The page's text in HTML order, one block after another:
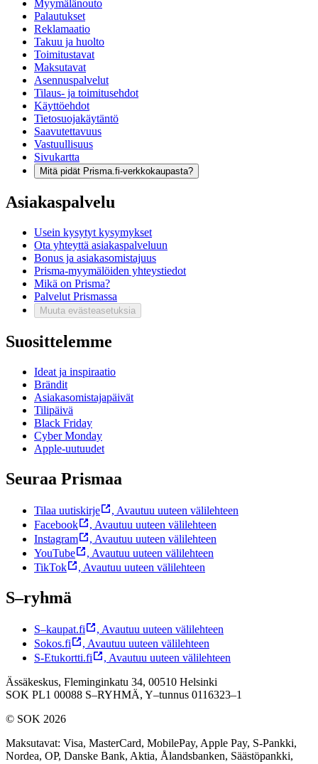
Myymälänouto
Palautukset
Reklamaatio
Takuu ja huolto
Toimitustavat
Maksutavat
Asennuspalvelut
Tilaus- ja toimitusehdot
Käyttöehdot
Tietosuojakäytäntö
Saavutettavuus
Vastuullisuus
Sivukartta
Mitä pidät Prisma.fi-verkkokaupasta?
Asiakaspalvelu
Usein kysytyt kysymykset
Ota yhteyttä asiakaspalveluun
Bonus ja asiakasomistajuus
Prisma-myymälöiden yhteystiedot
Mikä on Prisma?
Palvelut Prismassa
Muuta evästeasetuksia
Suosittelemme
Ideat ja inspiraatio
Brändit
Asiakasomistajapäivät
Tilipäivä
Black Friday
Cyber Monday
Apple-uutuudet
Seuraa Prismaa
Tilaa uutiskirje , Avautuu uuteen välilehteen
Facebook
, Avautuu uuteen välilehteen
Instagram
, Avautuu uuteen välilehteen
YouTube
, Avautuu uuteen välilehteen
TikTok
, Avautuu uuteen välilehteen
S–ryhmä
S–kaupat.fi , Avautuu uuteen välilehteen
Sokos.fi
, Avautuu uuteen välilehteen
S-Etukortti.fi
, Avautuu uuteen välilehteen
Ässäkeskus, Fleminginkatu 34, 00510 Helsinki
SOK PL1 00088 S–RYHMÄ, Y–tunnus 0116323–1
© SOK 2026
Maksutavat: Visa, MasterCard, MobilePay, Apple Pay, S-Pankki,
Nordea, OP, Danske Bank, Aktia, Ålandsbanken, Säästöpankki,